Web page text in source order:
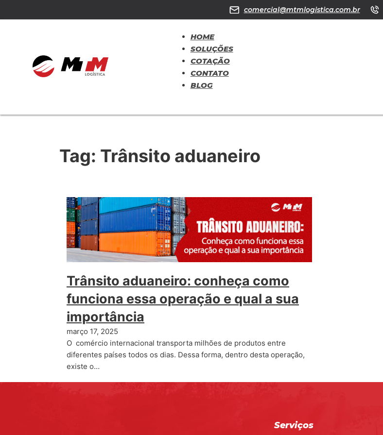
comercial@mtmlogistica.com.br
HOME
SOLUÇÕES
COTAÇÃO
CONTATO
BLOG
Tag: Trânsito aduaneiro
Trânsito aduaneiro: conheça como
funciona essa operação e qual a sua
importância
março 17, 2025
O comércio internacional transporta milhões de produtos entre
diferentes países todos os dias. Dessa forma, dentro desta operação,
existe o…
Serviços